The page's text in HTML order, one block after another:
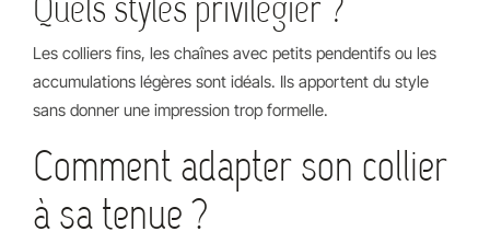
Les colliers fins, les chaînes avec petits pendentifs ou les
accumulations légères sont idéals. Ils apportent du style
sans donner une impression trop formelle.
Comment adapter son collier
à sa tenue ?